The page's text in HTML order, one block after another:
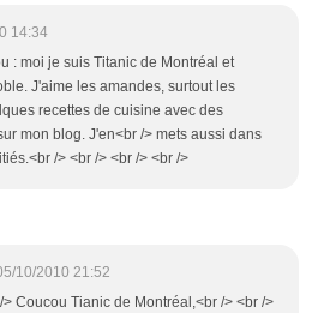
14:34
: moi je suis Titanic de Montréal et
J'aime les amandes, surtout les
recettes de cuisine avec des
mon blog. J'en<br /> mets aussi dans
/> <br /> <br /> <br />
10/2010 21:52
> Coucou Tianic de Montréal,<br /> <br />